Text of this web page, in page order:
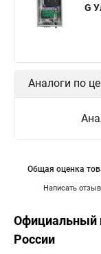
G
Аналоги по
Написать отзыв
Общая оценка
Официальный
России